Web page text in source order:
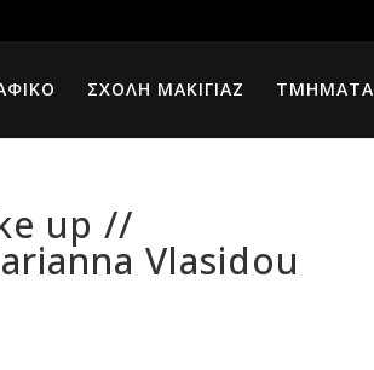
ΣΧΟΛΗ ΜΑΚΙΓΙΑΖ ΤΜΗΜΑΤΑ
up //
Vlasidou